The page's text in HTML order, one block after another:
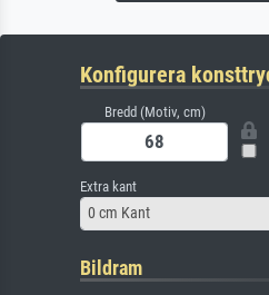
Konfigurera
Bredd (Motiv, cm)
Extra kant
0 cm Kant
Bildram